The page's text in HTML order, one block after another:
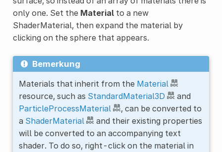
only one. Set the Materialto a new
ShaderMaterial, then expand the material by
clicking on the sphere that appears.
Bemerkung
Materials that inherit from the Material
resource, such as StandardMaterial3D
and
ParticleProcessMaterial
, can be converted to
a ShaderMaterial
and their existing properties
will be converted to an accompanying text
shader. To do so, right-click on the material in